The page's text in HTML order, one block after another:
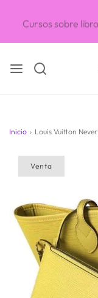
Cursos sobre
Inicio › Louis Vuitton
Venta